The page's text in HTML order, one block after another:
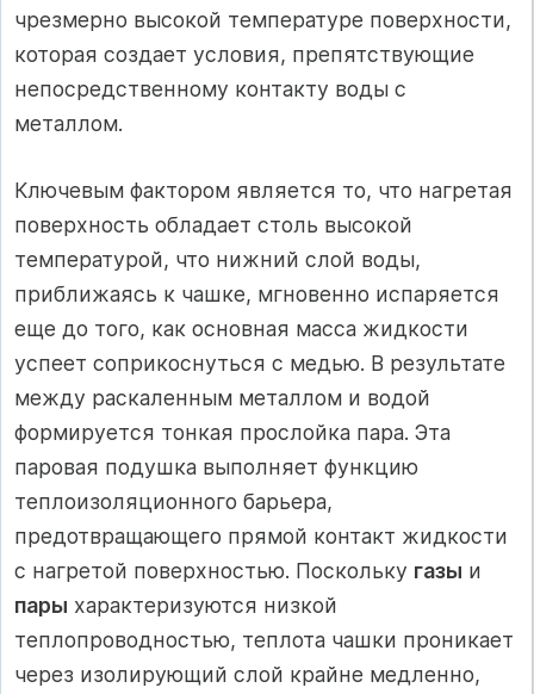
чрезмерно высокой температуре поверхности,
которая создает условия, препятствующие
непосредственному контакту воды с
металлом.
Ключевым фактором является то, что нагретая
поверхность обладает столь высокой
температурой, что нижний слой воды,
приближаясь к чашке, мгновенно испаряется
еще до того, как основная масса жидкости
успеет соприкоснуться с медью. В результате
между раскаленным металлом и водой
формируется тонкая прослойка пара. Эта
паровая подушка выполняет функцию
теплоизоляционного барьера,
предотвращающего прямой контакт жидкости
с нагретой поверхностью. Поскольку газы и
пары характеризуются низкой
теплопроводностью, теплота чашки проникает
через изолирующий слой крайне медленно,